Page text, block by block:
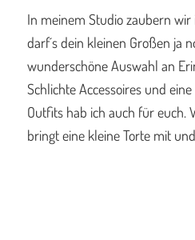
In meinem Studio zaubern wir
darf´s dein kleinen Großen ja
wunderschöne Auswahl an
Schlichte Accessoires und
Outfits hab ich auch für euch.
bringt eine kleine Torte mit